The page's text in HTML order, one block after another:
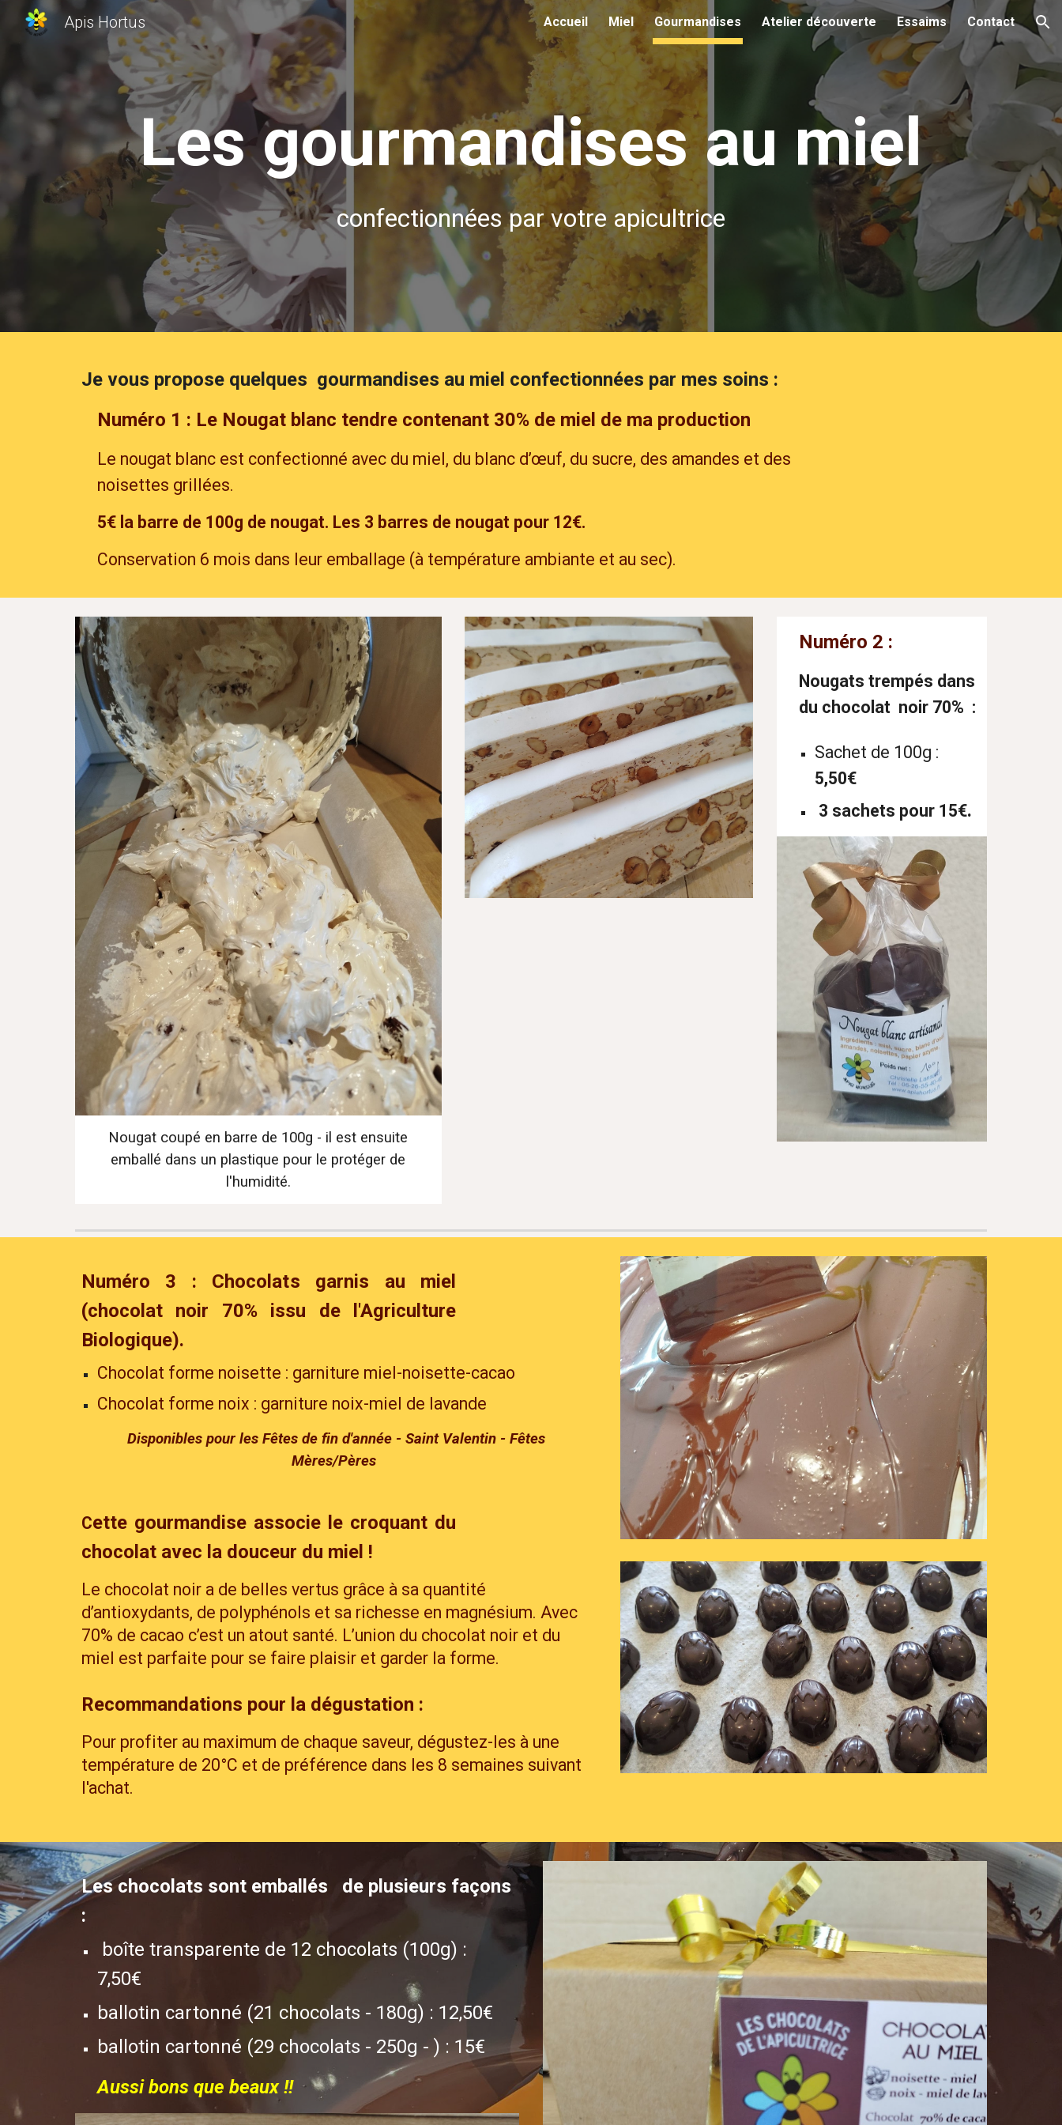
Skip to main content Skip to navigation
Apis Hortus Accueil Miel Gourmandises Atelier découverte Essaims Contact
Les gourmandises au miel
confectionnées par votre apicultrice
Je vous propose quelques gourmandises au miel confectionnées par mes soins :
Numéro 1 : Le Nougat blanc tendre contenant 30% de miel de ma production
Le nougat blanc est confectionné avec du miel, du blanc d’œuf, du sucre, des amandes et des
noisettes grillées.
5€ la barre de 100g de nougat. Les 3 barres de nougat pour 1 2€.
Conservation 6 mois dans leur emballage (à température ambiante et au sec).
Nougat coupé en barre de 100g - il est ensuite
emballé dans un plastique pour le protéger de
l'humidité.
Numéro 2 :
Nougats trempés dans
du chocolat noir 70% :
Sachet de 100g :
5,50€
3 sachets pour 15€.
Numéro 3 : Chocolats garnis au miel
(chocolat noir 70% issu de l'Agriculture
Biologique).
Chocolat forme noisette : garniture miel-noisette-cacao
Chocolat forme noix : garniture noix-miel de lavande
Disponibles pour les Fêtes de fin d'année - Saint Valentin - Fêtes
Mères/Pères
Cette gourmandise associe le croquant du
chocolat avec la douceur du miel !
Le chocolat noir a de belles vertus grâce à sa quantité
d’antioxydants, de polyphénols et sa richesse en magnésium. Avec
70% de cacao c’est un atout santé. L’union du chocolat noir et du
miel est parfaite pour se faire plaisir et garder la forme.
Recommandations pour la dégustation :
Pour profiter au maximum de chaque saveur, dégustez-les à une
température de 20°C et de préférence dans les 8 semaines suivant
l'achat.
Les chocolats sont emballés de plusieurs façons
:
boîte transparente de 12 chocolats (100g) :
7,50€
ballotin cartonné (21 chocolats - 180g) : 12,50€
ballotin cartonné (29 chocolats - 250g - ) : 15€
Aussi bons que beaux !!